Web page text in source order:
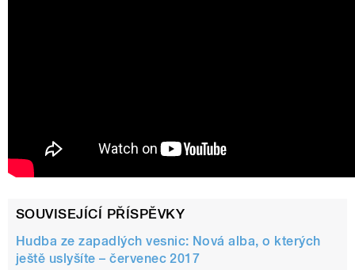
SOUVISEJÍCÍ PŘÍSPĚVKY
Hudba ze zapadlých vesnic: Nová alba, o kterých
ještě uslyšíte – červenec 2017